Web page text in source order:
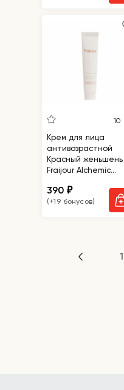
10
Крем для лица
антивозрастной
Красный женьшень
Fraijour Alchemic
Firming Cream,
миниатюра
390₽
(+19 бонусов)
1